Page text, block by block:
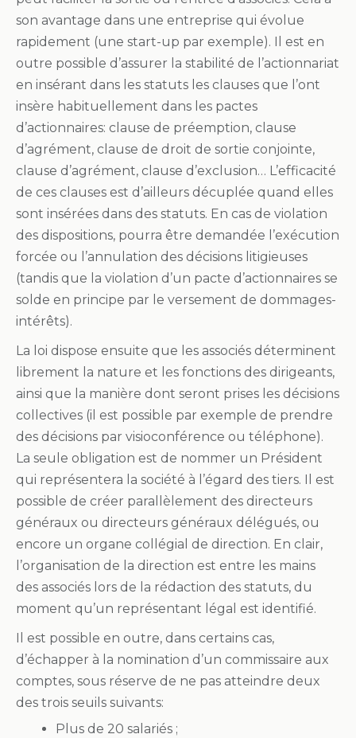
son avantage dans une entreprise qui évolue
rapidement (une start-up par exemple). Il est en
outre possible d’assurer la stabilité de l’actionnariat
en insérant dans les statuts les clauses que l’ont
insère habituellement dans les pactes
d’actionnaires: clause de préemption, clause
d’agrément, clause de droit de sortie conjointe,
clause d’agrément, clause d’exclusion… L’efficacité
de ces clauses est d’ailleurs décuplée quand elles
sont insérées dans des statuts. En cas de violation
des dispositions, pourra être demandée l’exécution
forcée ou l’annulation des décisions litigieuses
(tandis que la violation d’un pacte d’actionnaires se
solde en principe par le versement de dommages-
intérêts).
La loi dispose ensuite que les associés déterminent
librement la nature et les fonctions des dirigeants,
ainsi que la manière dont seront prises les décisions
collectives (il est possible par exemple de prendre
des décisions par visioconférence ou téléphone).
La seule obligation est de nommer un Président
qui représentera la société à l’égard des tiers. Il est
possible de créer parallèlement des directeurs
généraux ou directeurs généraux délégués, ou
encore un organe collégial de direction. En clair,
l’organisation de la direction est entre les mains
des associés lors de la rédaction des statuts, du
moment qu’un représentant légal est identifié.
Il est possible en outre, dans certains cas,
d’échapper à la nomination d’un commissaire aux
comptes, sous réserve de ne pas atteindre deux
des trois seuils suivants:
Plus de 20 salariés ;